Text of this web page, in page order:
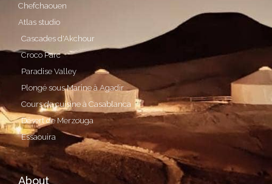
Chefchaouen
Atlas studio
Cascades d'Akchour
Croco Parc
Paradise Valley
Plongé sous Marine à Agadir
Cours de cuisine à Casablanca
Désert de Merzouga
Essaouira
About